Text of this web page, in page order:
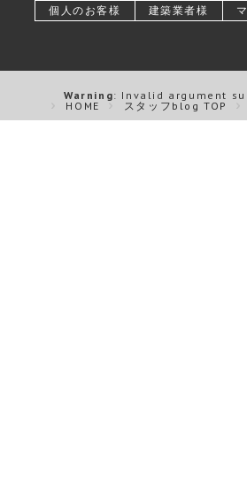
個人のお客様 建築業者様
Warning: Invalid argument
HOME
スタッフblog TOP